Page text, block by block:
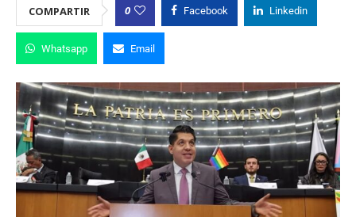
COMPARTIR 0 Facebook Linkedin
Whatsapp Email